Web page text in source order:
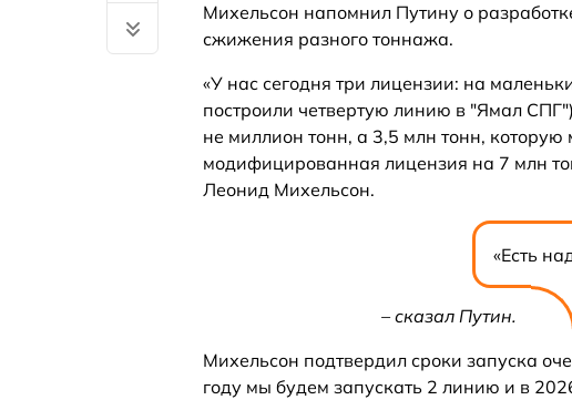
Михельсон напомнил Путину о
сжижения разного тоннажа.
«У нас сегодня три лицензии: на
построили четвертую линию в "Ямал
не миллион тонн, а 3,5 млн тонн,
модифицированная лицензия на 7 млн
Леонид Михельсон.
«Есть
– сказал Путин.
Михельсон подтвердил сроки запуска
году мы будем запускать 2 линию и в